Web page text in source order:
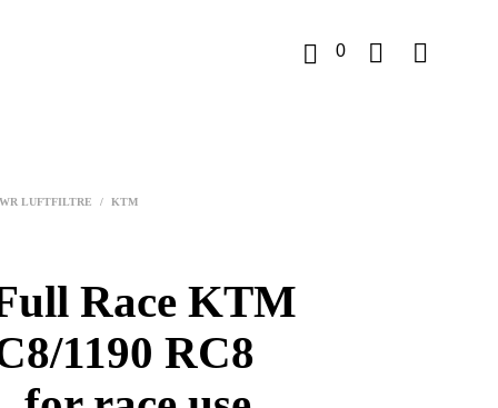
0
LUFTFILTRE / KTM
Race KTM
1190 RC8